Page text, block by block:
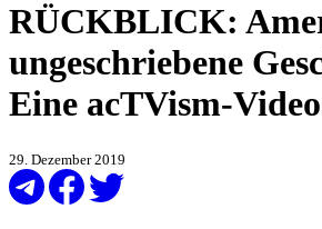
RÜCKBLICK:
ungeschriebene
Eine acTVism-
29. Dezember 2019